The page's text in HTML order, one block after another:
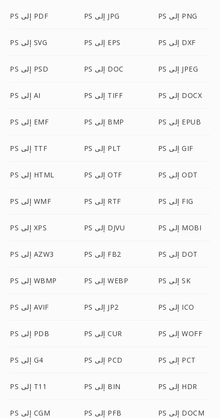
PS إلى PDF PS إلى JPG PS إلى PNG
PS إلى SVG PS إلى EPS PS إلى DXF
PS إلى PSD PS إلى DOC PS إلى JPEG
PS إلى AI PS إلى TIFF PS إلى DOCX
PS إلى EMF PS إلى BMP PS إلى EPUB
PS إلى TTF PS إلى PLT PS إلى GIF
PS إلى HTML PS إلى OTF PS إلى ODT
PS إلى WMF PS إلى RTF PS إلى FIG
PS إلى XPS PS إلى DJVU PS إلى MOBI
PS إلى AZW3 PS إلى FB2 PS إلى DOT
PS إلى WBMP PS إلى WEBP PS إلى SK
PS إلى AVIF PS إلى JP2 PS إلى ICO
PS إلى PDB PS إلى CUR PS إلى WOFF
PS إلى G4 PS إلى PCD PS إلى PCT
PS إلى T11 PS إلى BIN PS إلى HDR
PS إلى CGM PS إلى PFB PS إلى DOCM